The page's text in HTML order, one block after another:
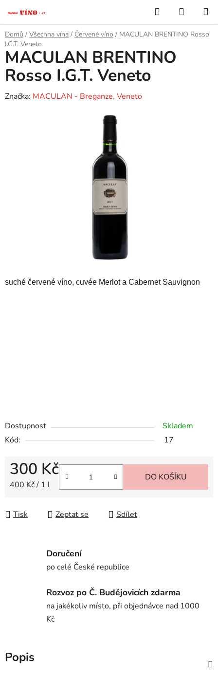
na
obsah
Hledat
KOŠÍK
Domů / Všechna vína / Červené víno / MACULAN BRENTINO Rosso
I.G.T. Veneto
suché červené víno, cuvée Merlot a Cabernet Sauvignon
Dostupnost
Skladem
Kód:
17
300 Kč
Měrná cena:
400 Kč / 1 l
DO KOŠÍKU
Tisk Zeptat se Sdílet
MACULAN BRENTINO
Rosso I.G.T. Veneto
Značka: MACULAN - Breganze, Veneto
Doručení
po celé České republice
Rozvoz po Č. Budějovicích zdarma
na jakékoliv místo, při objednávce nad 1000
Kč
Popis